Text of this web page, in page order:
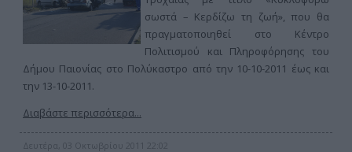
σωστά – Κερδίζω τη ζωή», που θα
πραγματοποιηθεί στο Κέντρο
Πολιτισμού και Πληροφόρησης του
Δήμου Παιονίας στο Πολύκαστρο από την 10-10-2011 έως και
την 13-10-2011.
Διαβάστε περισσότερα...
Δευτέρα, 03 Οκτωβρίου 2011 22:02